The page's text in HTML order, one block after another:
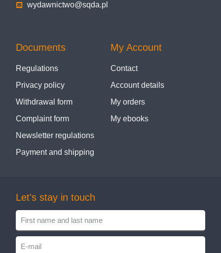
wydawnictwo@sqda.pl
Documents
Regulations
Privacy policy
Withdrawal form
Complaint form
Newsletter regulations
Payment and shipping
My Account
Contact
Account details
My orders
My ebooks
Let's stay in touch